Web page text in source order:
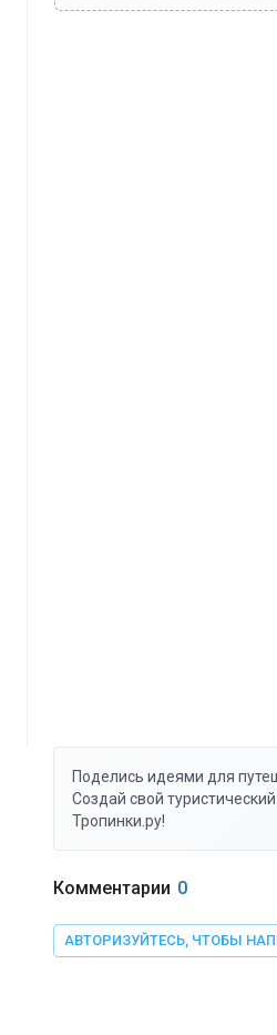
Поделись идеями для
Создай свой
Тропинки.ру!
Комментарии 0
АВТОРИЗУЙТЕСЬ, ЧТОБЫ